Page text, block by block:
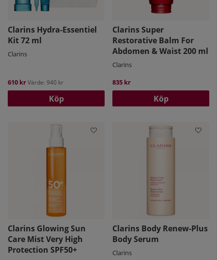
Clarins Hydra-Essentiel
Kit 72 ml
Clarins
610 krVärde: 940 kr
Köp
Clarins Super
Restorative Balm For
Abdomen & Waist 200 ml
Clarins
835 kr
Köp
Clarins Glowing Sun
Care Mist Very High
Protection SPF50+
Clarins Body Renew-Plus
Body Serum
Clarins